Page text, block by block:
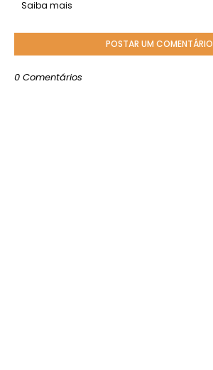
Saiba mais
POSTAR UM COMENTÁRIO
0 Comentários